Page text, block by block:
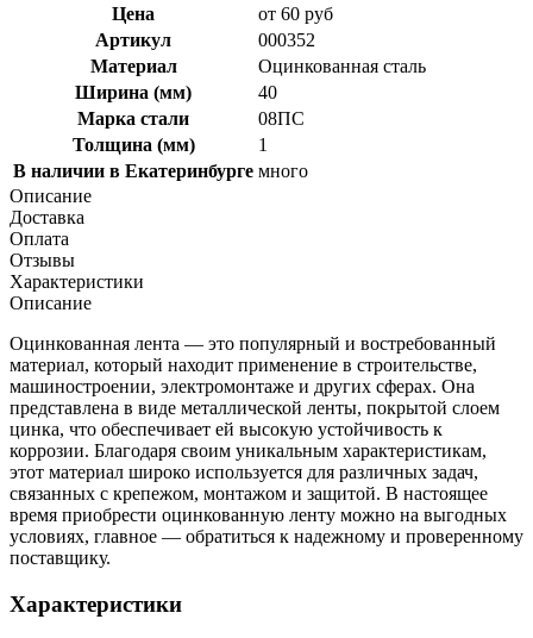
Цена
от 60 руб
Артикул
000352
Материал
Оцинкованная сталь
Ширина (мм)
40
Марка стали
08ПС
Толщина (мм)
1
В наличии в Екатеринбурге много
Описание
Доставка
Оплата
Отзывы
Характеристики
Описание
Оцинкованная лента — это популярный и востребованный
материал, который находит применение в строительстве,
машиностроении, электромонтаже и других сферах. Она
представлена в виде металлической ленты, покрытой слоем
цинка, что обеспечивает ей высокую устойчивость к
коррозии. Благодаря своим уникальным характеристикам,
этот материал широко используется для различных задач,
связанных с крепежом, монтажом и защитой. В настоящее
время приобрести оцинкованную ленту можно на выгодных
условиях, главное — обратиться к надежному и проверенному
поставщику.
Характеристики